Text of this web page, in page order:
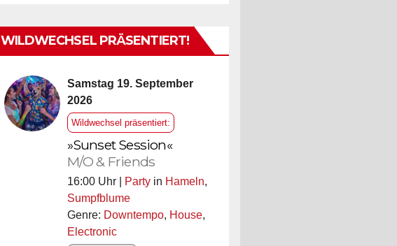
WILDWECHSEL PRÄSENTIERT!
Samstag 19. September
2026
Wildwechsel präsentiert:
»Sunset Session«
M/O & Friends
16:00 Uhr | Partyin Hameln,
Sumpfblume
Genre: Downtempo, House,
Electronic